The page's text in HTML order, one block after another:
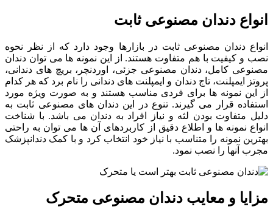
انواع دندان مصنوعی ثابت
انواع دندان مصنوعی ثابت در بازارها وجود دارد که از نظر نحوه
نصب و کیفیت با هم متفاوت هستند. از این نمونه ها می توان دندان
مصنوعی کامل، دندان مصنوعی جزئی، اوردنچر، بریچ های دندانی،
پروتز ایمپلنت، تاج دندان و ایمپلنت های دندانی را نام برد که هر کدام
از این نمونه ها برای فردی مناسب هستند و به صورت ویژه مورد
استفاده قرار می گیرند. تنوع در این دندان های مصنوعی ثابت به
دلیل متفاوت بودن لثه و نیاز افراد به دندان می باشد. با شناخت
انواع نمونه ها و اطلاع دقیق از کاربردهای آن ها می توان به راحتی
بهترین نمونه را متناسب با نیاز خود انتخاب کرد و با کمک دندانپزشک
مجرب آنها را نصب نمود.
مزایا و معایب دندان مصنوعی متحرک